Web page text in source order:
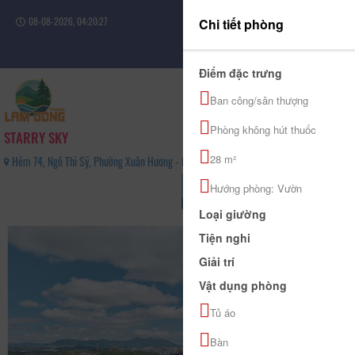
08-08-2026, 04:20:27
Đăng nhập
STARRY SKY
Hẻm 74, Ngô Thì Sỹ, Phường Xuân Hương - Đà Lạt, Tỉnh Lâm Đồng - 0906672620
0
Chi tiết phòng
Điểm đặc trưng
Ban công/sân thượng
Phòng không hút thuốc
28 m²
Hướng phòng: Vườn
Loại giường
Tiện nghi
Giải trí
Vật dụng phòng
Tủ áo
Bàn